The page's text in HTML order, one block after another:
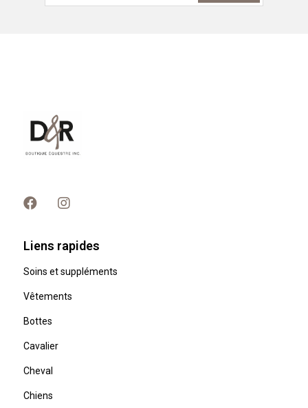
Liens rapides
Soins et suppléments
Vêtements
Bottes
Cavalier
Cheval
Chiens